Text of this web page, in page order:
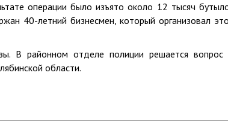
операции было изъято около 12 тысяч
40-летний бизнесмен, который организовал
В районном отделе полиции решается вопрос
области.